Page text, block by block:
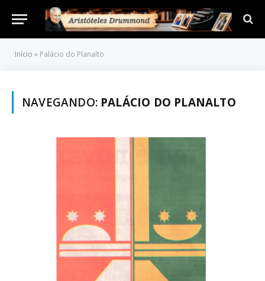
Início » Palácio do Planalto
NAVEGANDO: PALÁCIO DO PLANALTO